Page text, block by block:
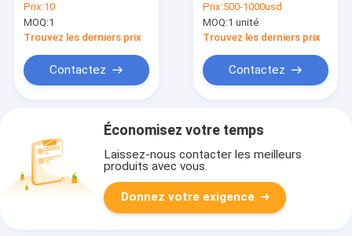
transfert de fluides
industriels
chimiques, pétroliers
Prix:10
MOQ:1
Trouvez les derniers prix
Contactez
mer, navigation,
aquaculture
Offshore
Prix:500-1000usd
MOQ:1 unité
Trouvez les derniers prix
Contactez
Économisez votre temps
Laissez-nous contacter les meilleurs
produits avec vous.
Donnez votre exigence